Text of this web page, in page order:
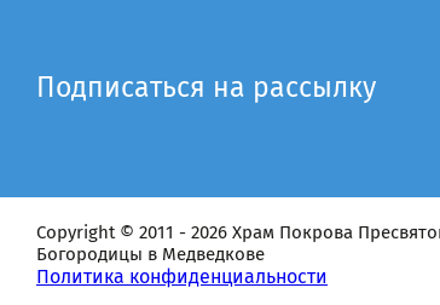
Copyright © 2011 - 2026 Храм Покрова
Богородицы в Медведкове
Политика конфиденциальности
Подписаться на рассылку